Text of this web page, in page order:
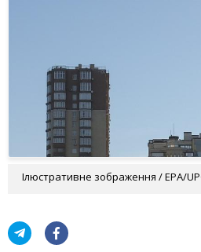
Ілюстративне зображення / EPA/